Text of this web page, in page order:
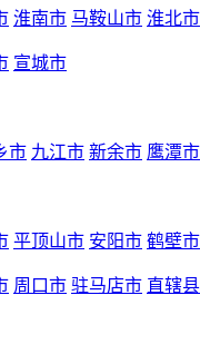
淮南市 马鞍山市 淮北市
宣城市
市 九江市 新余市 鹰潭市
平顶山市 安阳市 鹤壁市
周口市 驻马店市 直辖